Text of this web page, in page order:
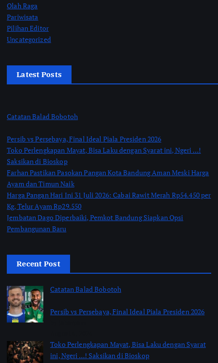
Olah Raga
Pariwisata
Pilihan Editor
Uncategorized
Latest Posts
Catatan Balad Bobotoh
Persib vs Persebaya, Final Ideal Piala Presiden 2026
Toko Perlengkapan Mayat, Bisa Laku dengan Syarat ini, Ngeri …!
Saksikan di Bioskop
Farhan Pastikan Pasokan Pangan Kota Bandung Aman Meski Harga
Ayam dan Timun Naik
Harga Pangan Hari Ini 31 Juli 2026: Cabai Rawit Merah Rp54.450 per
Kg, Telur Ayam Rp29.550
Jembatan Dago Diperbaiki, Pemkot Bandung Siapkan Opsi
Pembangunan Baru
Recent Post
Catatan Balad Bobotoh
Persib vs Persebaya, Final Ideal Piala Presiden 2026
Toko Perlengkapan Mayat, Bisa Laku dengan Syarat
ini, Ngeri …! Saksikan di Bioskop